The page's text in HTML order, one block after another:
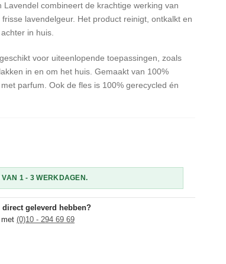
Lavendel combineert de krachtige werking van
lavendelgeur. Het product reinigt, ontkalkt en
in huis.
voor uiteenlopende toepassingen, zoals
in en om het huis. Gemaakt van 100%
parfum. Ook de fles is 100% gerecycled én
1 - 3 WERKDAGEN.
geleverd hebben?
(0)10 - 294 69 69